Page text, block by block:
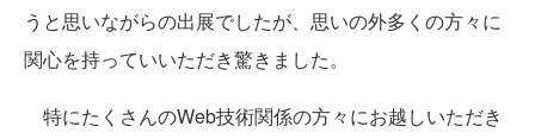
うと思いながらの出展でしたが、思いの外多くの方々に
関心を持っていいただき驚きました。
特にたくさんのWeb技術関係の方々にお越しいただき